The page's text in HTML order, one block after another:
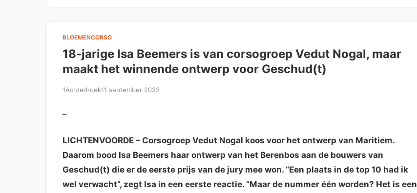
BLOEMENCORSO
18-jarige Isa Beemers is van corsogroep Vedut Nogal, maar
maakt het winnende ontwerp voor Geschud(t)
1Achterhoek11 september 2023
–
LICHTENVOORDE – Corsogroep Vedut Nogal koos voor het ontwerp van Maritiem.
Daarom bood Isa Beemers haar ontwerp van het Berenbos aan de bouwers van
Geschud(t) die er de eerste prijs van de jury mee won. “Een plaats in de top 10 had ik
wel verwacht”, zegt Isa in een eerste reactie. “Maar de nummer één worden? Het is een